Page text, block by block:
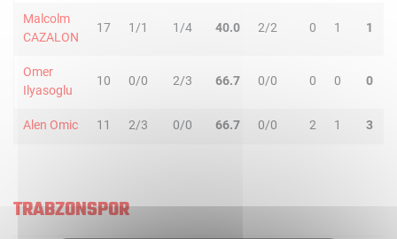
Malcolm
CAZALON
17 1/1 1/4 40.0 2/2 0 1 1
Omer
Ilyasoglu
10 0/0 2/3 66.7 0/0 0 0 0
Alen Omic 11 2/3 0/0 66.7 0/0 2 1 3
TRABZONSPOR